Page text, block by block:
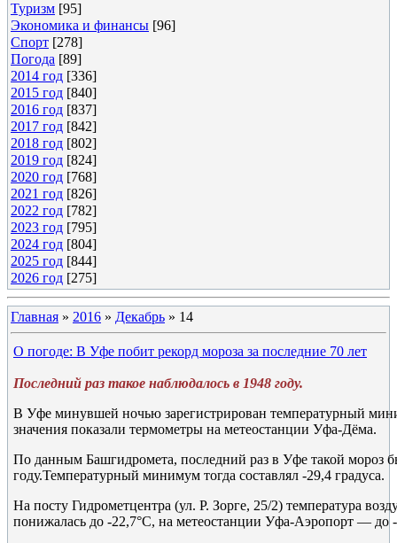
Туризм [95]
Экономика и финансы [96]
Спорт [278]
Погода [89]
2014 год [336]
2015 год [840]
2016 год [837]
2017 год [842]
2018 год [802]
2019 год [824]
2020 год [768]
2021 год [826]
2022 год [782]
2023 год [795]
2024 год [804]
2025 год [844]
2026 год [275]
Главная » 2016 » Декабрь » 14
О погоде: В Уфе побит рекорд мороза за последние 70 лет
Последний раз такое наблюдалось в 1948 году.
В Уфе минувшей ночью зарегистрирован температурный
значения показали термометры на метеостанции Уфа-Дёма.
По данным Башгидромета, последний раз в Уфе такой мороз
году.Температурный минимум тогда составлял -29,4 градуса.
На посту Гидрометцентра (ул. Р. Зорге, 25/2) температура
понижалась до -22,7°C, на метеостанции Уфа-Аэропорт — до